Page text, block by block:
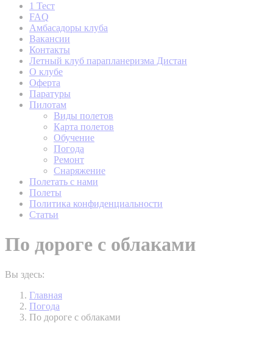
1 Тест
FAQ
Амбасадоры клуба
Вакансии
Контакты
Летный клуб парапланеризма Дистан
О клубе
Оферта
Паратуры
Пилотам
Виды полетов
Карта полетов
Обучение
Погода
Ремонт
Снаряжение
Полетать с нами
Полеты
Политика конфиденциальности
Статьи
По дороге с облаками
Вы здесь:
Главная
Погода
По дороге с облаками